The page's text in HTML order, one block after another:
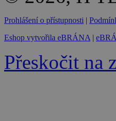
Prohlášení o přístupnosti |
Eshop vytvořila eBRÁNA |
Přeskočit na